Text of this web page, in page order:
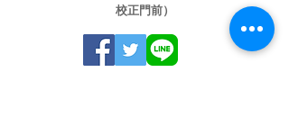
校正門前）